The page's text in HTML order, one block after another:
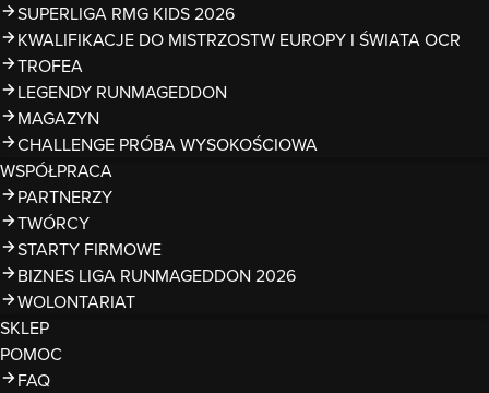
SUPERLIGA RMG KIDS 2026
KWALIFIKACJE DO MISTRZOSTW EUROPY I ŚWIATA OCR
TROFEA
LEGENDY RUNMAGEDDON
MAGAZYN
CHALLENGE PRÓBA WYSOKOŚCIOWA
WSPÓŁPRACA
PARTNERZY
TWÓRCY
STARTY FIRMOWE
BIZNES LIGA RUNMAGEDDON 2026
WOLONTARIAT
SKLEP
POMOC
FAQ